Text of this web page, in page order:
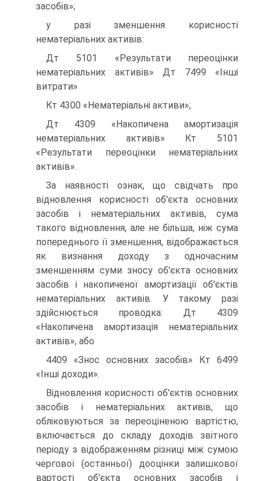
засобів»;
у разі зменшення корисності
нематеріальних активів:
Дт 5101 «Результати переоцінки
нематеріальних активів» Дт 7499 «Інші
витрати»
Кт 4300 «Нематеріальні активи»;
Дт 4309 «Накопичена амортизація
нематеріальних активів» Кт 5101
«Результати переоцінки нематеріальних
активів».
За наявності ознак, що свідчать про
відновлення корисності об'єкта основних
засобів і нематеріальних активів, сума
такого відновлення, але не більша, ніж сума
попереднього її зменшення, відображається
як визнання доходу з одночасним
зменшенням суми зносу об'єкта основних
засобів і накопиченої амортизації об'єктів
нематеріальних активів. У такому разі
здійснюється проводка: Дт 4309
«Накопичена амортизація нематеріальних
активів», або
4409 «Знос основних засобів» Кт 6499
«Інші доходи».
Відновлення корисності об'єктів основних
засобів і нематеріальних активів, що
обліковуються за переоціненою вартістю,
включається до складу доходів звітного
періоду з відображенням різниці між сумою
чергової (останньої) дооцінки залишкової
вартості об'єкта основних засобів і